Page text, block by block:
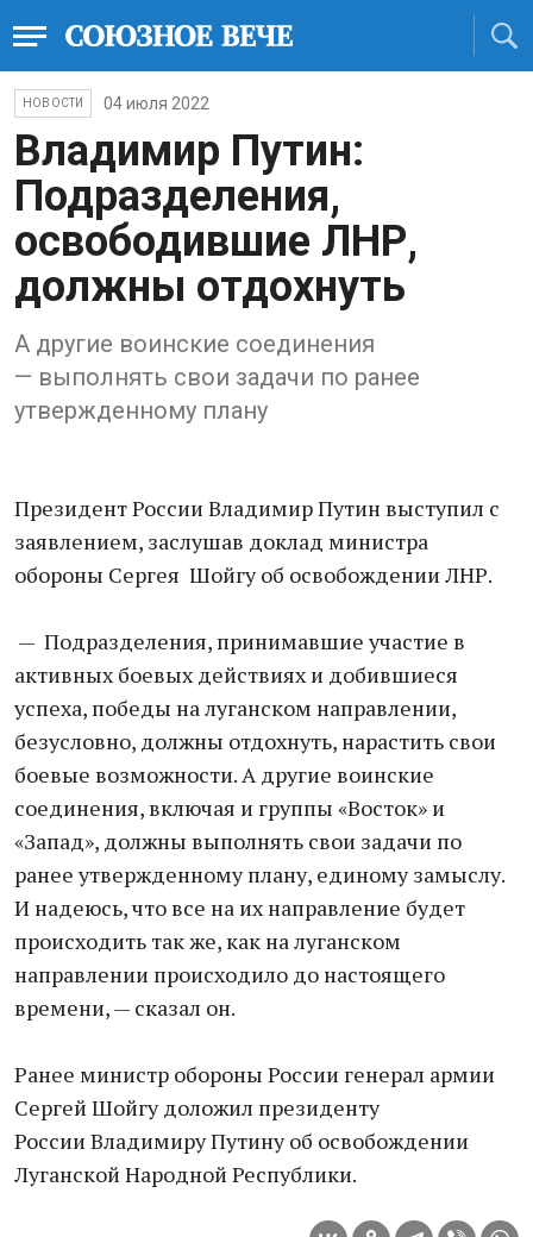
НОВОСТИ 04 июля 2022
Владимир Путин:
Подразделения,
освободившие ЛНР,
должны отдохнуть
А другие воинские соединения
— выполнять свои задачи по ранее
утвержденному плану
Президент России Владимир Путин выступил с
заявлением, заслушав доклад министра
обороны Сергея Шойгу об освобождении ЛНР.
— Подразделения, принимавшие участие в
активных боевых действиях и добившиеся
успеха, победы на луганском направлении,
безусловно, должны отдохнуть, нарастить свои
боевые возможности. А другие воинские
соединения, включая и группы «Восток» и
«Запад», должны выполнять свои задачи по
ранее утвержденному плану, единому замыслу.
И надеюсь, что все на их направление будет
происходить так же, как на луганском
направлении происходило до настоящего
времени, — сказал он.
Ранее министр обороны России генерал армии
Сергей Шойгу доложил президенту
России Владимиру Путину об освобождении
Луганской Народной Республики.